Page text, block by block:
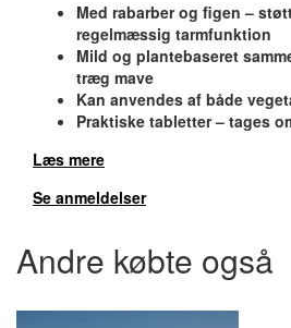
Med rabarber og figen –
regelmæssig tarmfunktion
Mild og plantebaseret
træg mave
Kan anvendes af både
Praktiske tabletter – tages
Læs mere
Se anmeldelser
Andre købte også